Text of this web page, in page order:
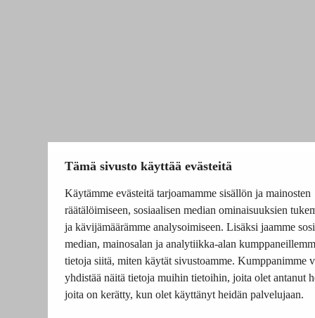
Tämä sivusto käyttää evästeitä
Käytämme evästeitä tarjoamamme sisällön ja mainosten
räätälöimiseen, sosiaalisen median ominaisuuksien
ja kävijämäärämme analysoimiseen. Lisäksi jaamme
median, mainosalan ja analytiikka-alan
tietoja siitä, miten käytät sivustoamme. Kumppanimme
yhdistää näitä tietoja muihin tietoihin, joita olet antanut
joita on kerätty, kun olet käyttänyt heidän palvelujaan.